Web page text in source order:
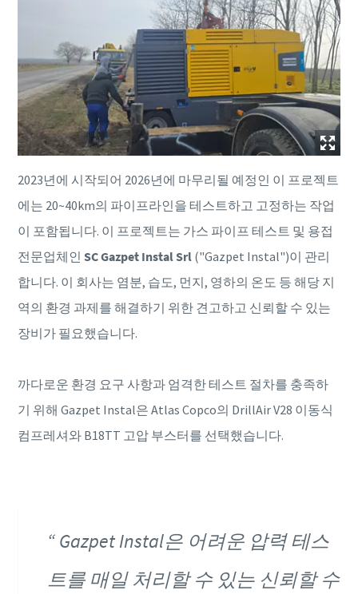
2023년에 시작되어 2026년에 마무리될 예정인 이 프로젝트
에는 20~40km의 파이프라인을 테스트하고 고정하는 작업
이 포함됩니다. 이 프로젝트는 가스 파이프 테스트 및 용접
전문업체인 SC Gazpet Instal Srl ("Gazpet Instal")이 관리
합니다. 이 회사는 염분, 습도, 먼지, 영하의 온도 등 해당 지
역의 환경 과제를 해결하기 위한 견고하고 신뢰할 수 있는
장비가 필요했습니다.
까다로운 환경 요구 사항과 엄격한 테스트 절차를 충족하
기 위해 Gazpet Instal은 Atlas Copco의 DrillAir V28 이동식
컴프레셔와 B18TT 고압 부스터를 선택했습니다.
Gazpet Instal은 어려운 압력 테스
트를 매일 처리할 수 있는 신뢰할 수